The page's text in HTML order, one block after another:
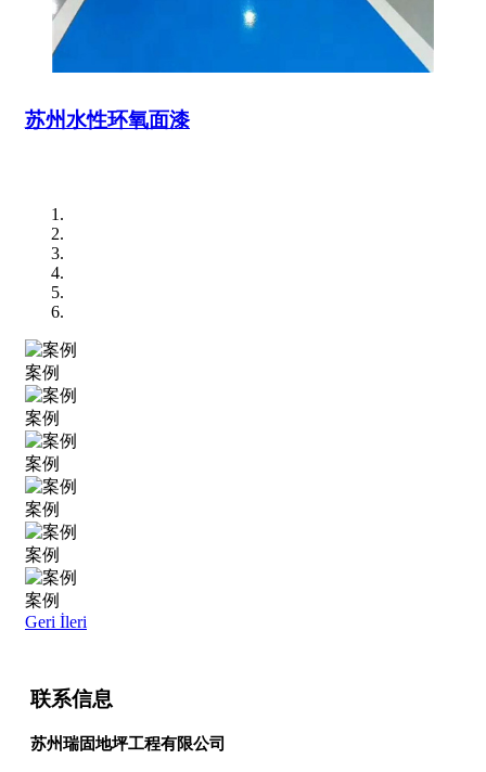
苏州水性环氧面漆
案例
案例
案例
案例
案例
案例
Geri İleri
联系信息
苏州瑞固地坪工程有限公司